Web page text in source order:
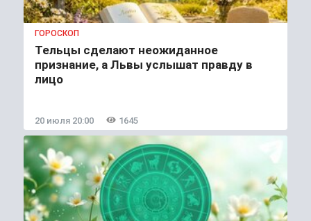
ГОРОСКОП
Тельцы сделают неожиданное
признание, а Львы услышат правду в
лицо
20 июля 20:00 1645